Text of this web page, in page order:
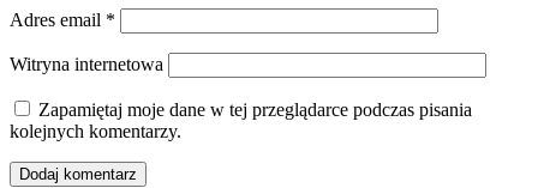
Adres email *
Witryna internetowa
Zapamiętaj moje dane w tej przeglądarce podczas pisania
kolejnych komentarzy.